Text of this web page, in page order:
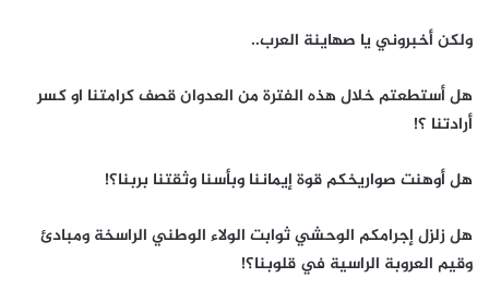
ولكن أخبروني يا صهاينة العرب..
هل أستطعتم خلال هذه الفترة من العدوان قصف كرامتنا او كسر
أرادتنا ؟!
هل أوهنت صواريخكم قوة إيماننا وبأسنا وثقتنا بربنا؟!
هل زلزل إجرامكم الوحشي ثوابت الولاء الوطني الراسخة ومبادئ
وقيم العروبة الراسية في قلوبنا؟!